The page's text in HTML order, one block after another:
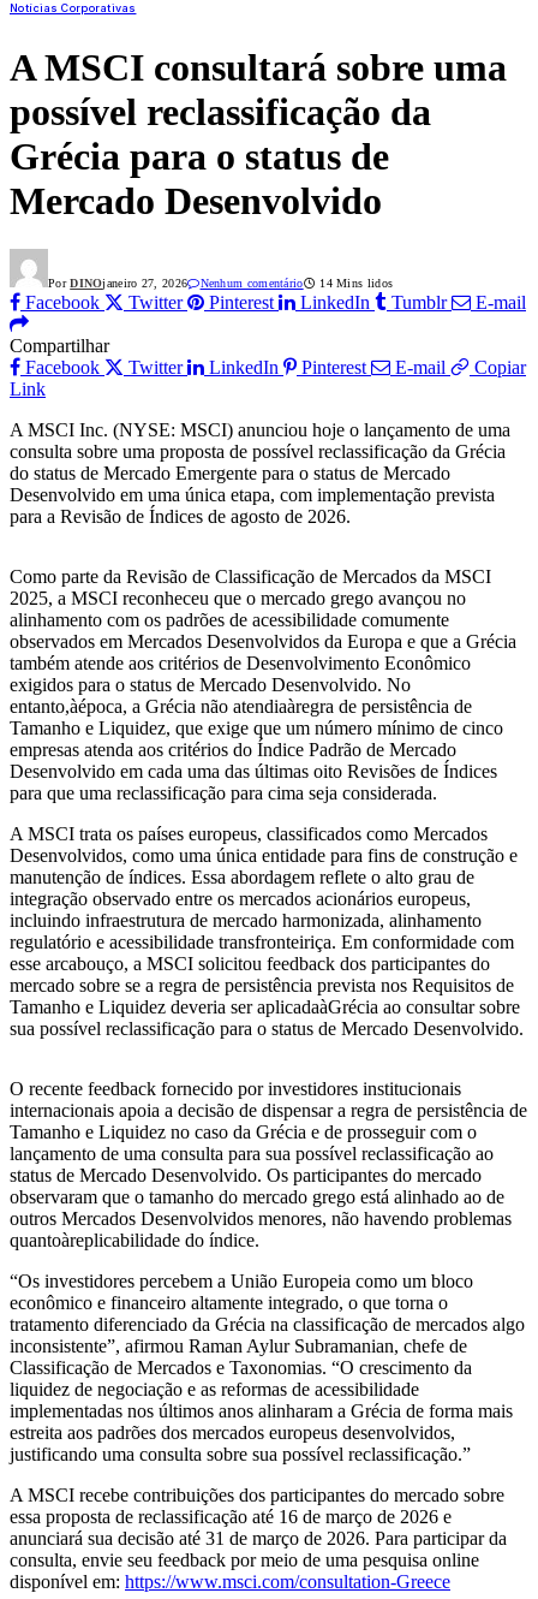
Notícias Corporativas
A MSCI consultará sobre uma
possível reclassificação da
Grécia para o status de
Mercado Desenvolvido
Por DINOjaneiro 27, 2026 Nenhum comentário 14 Mins lidos
Facebook Twitter Pinterest LinkedIn Tumblr E-mail
Compartilhar
Facebook
Twitter LinkedIn Pinterest E-mail
Copiar
Link
A MSCI Inc. (NYSE: MSCI) anunciou hoje o lançamento de uma
consulta sobre uma proposta de possível reclassificação da Grécia
do status de Mercado Emergente para o status de Mercado
Desenvolvido em uma única etapa, com implementação prevista
para a Revisão de Índices de agosto de 2026.
Como parte da Revisão de Classificação de Mercados da MSCI
2025, a MSCI reconheceu que o mercado grego avançou no
alinhamento com os padrões de acessibilidade comumente
observados em Mercados Desenvolvidos da Europa e que a Grécia
também atende aos critérios de Desenvolvimento Econômico
exigidos para o status de Mercado Desenvolvido. No
entanto,àépoca, a Grécia não atendiaàregra de persistência de
Tamanho e Liquidez, que exige que um número mínimo de cinco
empresas atenda aos critérios do Índice Padrão de Mercado
Desenvolvido em cada uma das últimas oito Revisões de Índices
para que uma reclassificação para cima seja considerada.
A MSCI trata os países europeus, classificados como Mercados
Desenvolvidos, como uma única entidade para fins de construção e
manutenção de índices. Essa abordagem reflete o alto grau de
integração observado entre os mercados acionários europeus,
incluindo infraestrutura de mercado harmonizada, alinhamento
regulatório e acessibilidade transfronteiriça. Em conformidade com
esse arcabouço, a MSCI solicitou feedback dos participantes do
mercado sobre se a regra de persistência prevista nos Requisitos de
Tamanho e Liquidez deveria ser aplicadaàGrécia ao consultar sobre
sua possível reclassificação para o status de Mercado Desenvolvido.
O recente feedback fornecido por investidores institucionais
internacionais apoia a decisão de dispensar a regra de persistência de
Tamanho e Liquidez no caso da Grécia e de prosseguir com o
lançamento de uma consulta para sua possível reclassificação ao
status de Mercado Desenvolvido. Os participantes do mercado
observaram que o tamanho do mercado grego está alinhado ao de
outros Mercados Desenvolvidos menores, não havendo problemas
quantoàreplicabilidade do índice.
“Os investidores percebem a União Europeia como um bloco
econômico e financeiro altamente integrado, o que torna o
tratamento diferenciado da Grécia na classificação de mercados algo
inconsistente”, afirmou Raman Aylur Subramanian, chefe de
Classificação de Mercados e Taxonomias. “O crescimento da
liquidez de negociação e as reformas de acessibilidade
implementadas nos últimos anos alinharam a Grécia de forma mais
estreita aos padrões dos mercados europeus desenvolvidos,
justificando uma consulta sobre sua possível reclassificação.”
A MSCI recebe contribuições dos participantes do mercado sobre
essa proposta de reclassificação até 16 de março de 2026 e
anunciará sua decisão até 31 de março de 2026. Para participar da
consulta, envie seu feedback por meio de uma pesquisa online
disponível em: https://www.msci.com/consultation-Greece